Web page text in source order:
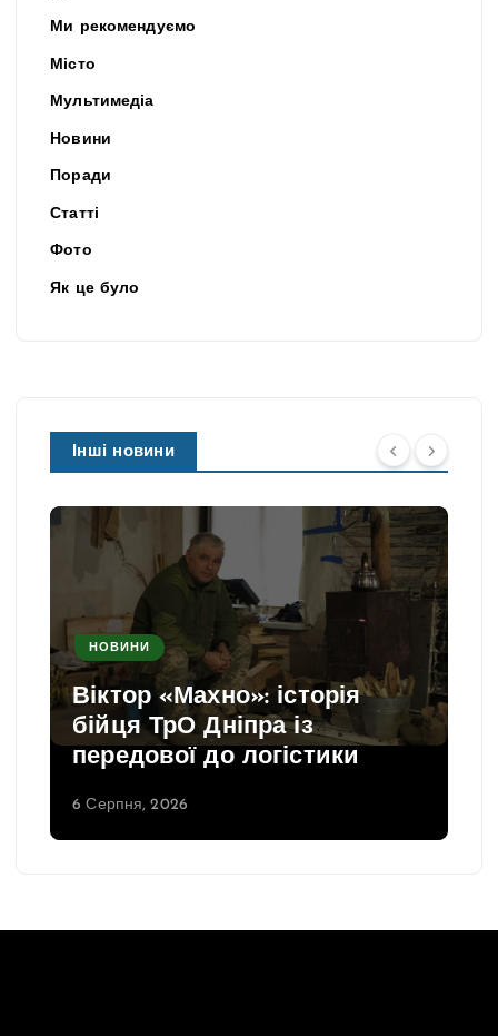
Ми рекомендуємо
Місто
Мультимедіа
Новини
Поради
Статті
Фото
Як це було
Інші новини
НОВИНИ
Віктор «Махно»: історія
бійця ТрО Дніпра із
передової до логістики
6 Серпня, 2026